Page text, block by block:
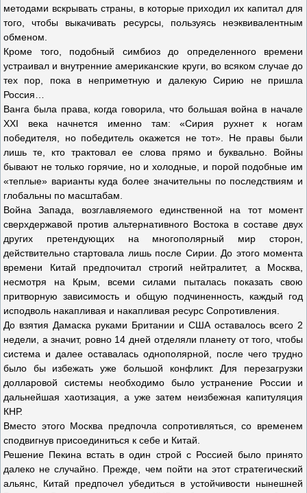
методами вскрывать страны, в которые приходил их капитал для
того, чтобы выкачивать ресурсы, пользуясь неэквивалентным
обменом.
Кроме того, подобный симбиоз до определенного времени
устраивал и внутренние американские круги, во всяком случае до
тех пор, пока в неприметную и далекую Сирию не пришла
Россия…
Ванга была права, когда говорила, что большая война в начале
XXI века начнется именно там: «Сирия рухнет к ногам
победителя, но победитель окажется не тот». Не правы были
лишь те, кто трактовал ее слова прямо и буквально. Войны
бывают не только горячие, но и холодные, и порой подобные им
«теплые» варианты куда более значительны по последствиям и
глобальны по масштабам.
Война Запада, возглавляемого единственной на тот момент
сверхдержавой против альтернативного Востока в составе двух
других претендующих на многополярный мир сторон,
действительно стартовала лишь после Сирии. До этого момента
времени Китай предпочитал строгий нейтралитет, а Москва,
несмотря на Крым, всеми силами пыталась показать свою
притворную зависимость и общую подчиненность, каждый год
исподволь накапливая и накапливая ресурс Сопротивления.
До взятия Дамаска руками Британии и США оставалось всего 2
недели, а значит, ровно 14 дней отделяли планету от того, чтобы
система и далее оставалась однополярной, после чего трудно
было бы избежать уже большой конфликт. Для перезагрузки
долларовой системы необходимо было устранение России и
дальнейшая хаотизация, а уже затем неизбежная капитуляция
КНР.
Вместо этого Москва предпочла сопротивляться, со временем
сподвигнув присоединиться к себе и Китай.
Решение Пекина встать в один строй с Россией было принято
далеко не случайно. Прежде, чем пойти на этот стратегический
альянс, Китай предпочел убедиться в устойчивости нынешней